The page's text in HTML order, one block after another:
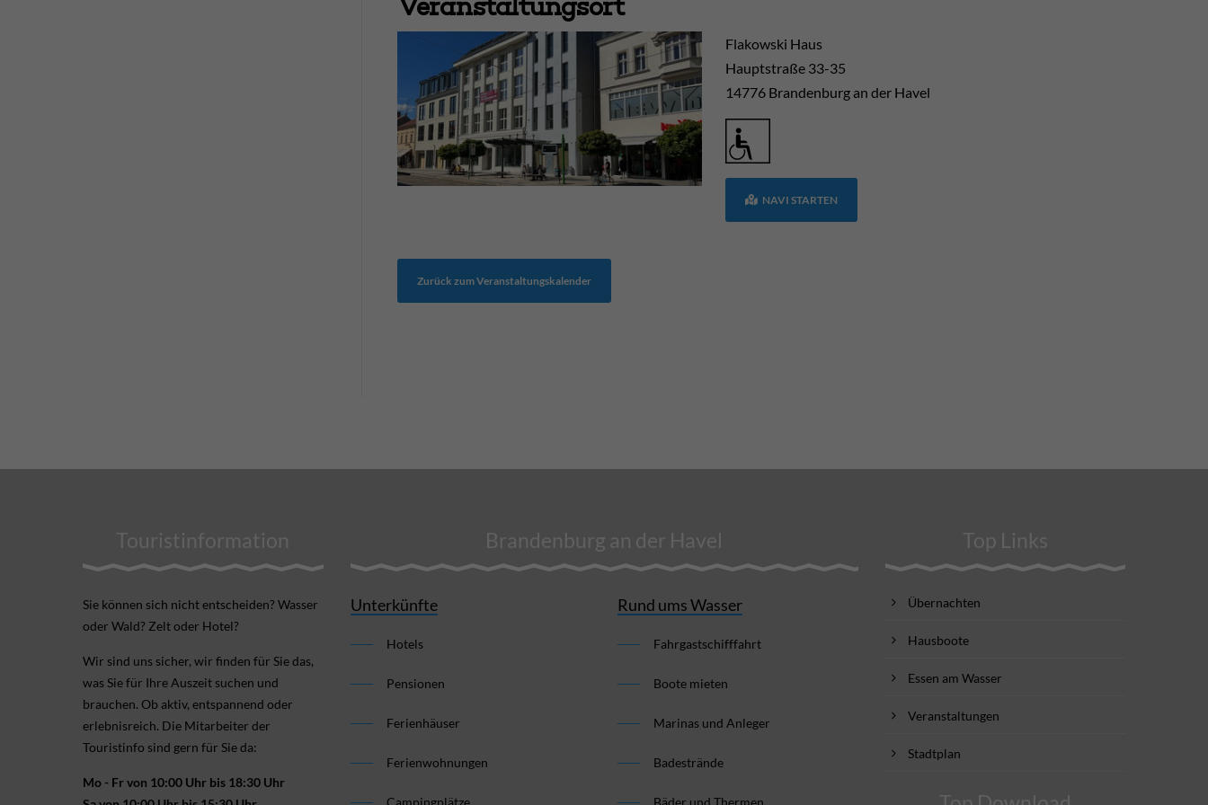
Flakowski Haus
Hauptstraße 33-35
14776 Brandenburg an der Havel
NAVI STARTEN
Zurück zum Veranstaltungskalender
Touristinformation
Sie können sich nicht ent­scheiden? Wasser
oder Wald? Zelt oder Hotel?
Wir sind uns sicher, wir finden für Sie das,
was Sie für Ihre Aus­zeit suchen und
brauchen. Ob aktiv, ent­spannend oder
erlebnis­reich. Die Mitarbeiter der
Touristinfo sind gern für Sie da:
Mo - Fr von 10:00 Uhr bis 18:30 Uhr
Brandenburg an der Havel
Unterkünfte
Hotels
Pensionen
Ferienhäuser
Ferienwohnungen
Campingplätze
Rund ums Wasser
Fahrgastschifffahrt
Boote mieten
Marinas und Anleger
Badestrände
Bäder und Thermen
Top Links
Übernachten
Hausboote
Essen am Wasser
Veranstaltungen
Stadtplan